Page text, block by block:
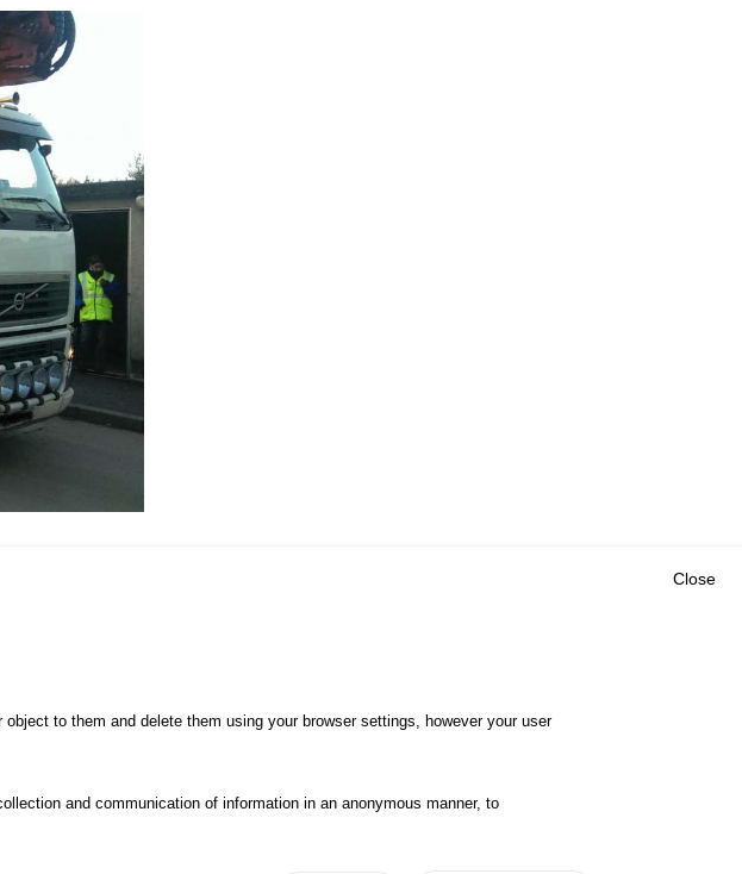
PROJECTS
Close
to them and delete them using your browser settings, however your user
and communication of information in an anonymous manner, to